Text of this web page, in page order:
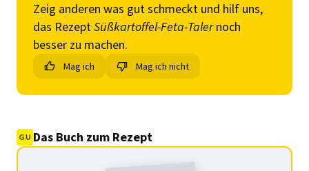
Zeig anderen was gut schmeckt und hilf uns,
das RezeptSüßkartoffel-Feta-Talernoch
besser zu machen.
Mag ich Mag ich nicht
Das Buch zum Rezept